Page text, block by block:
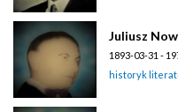
Juliusz
1893-03-31 -
historyk